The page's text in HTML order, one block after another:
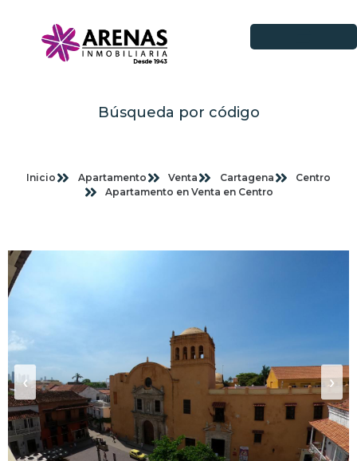
Búsqueda por código
Inicio Apartamento Venta Cartagena
Centro
Apartamento en Venta en Centro
‹ ›